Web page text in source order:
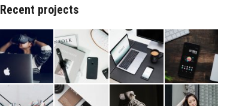
Recent projects